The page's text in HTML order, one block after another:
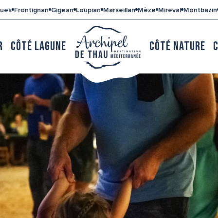
Frontignan Gigean Loupian Marseillan Mèze Mireval Montbazin
CÔTÉ LAGUNE CÔTÉ NATURE